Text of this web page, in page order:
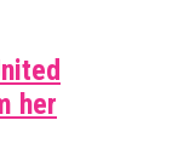
her